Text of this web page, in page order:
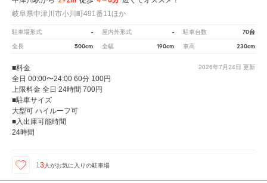
岐阜県中津川市小川町491番11ほか
駐車場形式 - 屋内外形式 - 駐車台数 70台
全長 500cm 全幅 190cm 車高 230cm
2026年7月24日 更新
■料金
全日 00:00〜24:00 60分 100円
上限料金 全日 24時間 700円
■駐車サイズ
大型可 ハイルーフ可
■入出庫可能時間
24時間
13人がお気に入りの駐車場